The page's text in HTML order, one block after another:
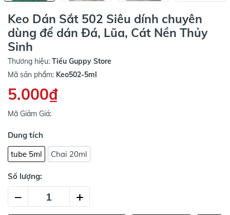
Keo Dán Sắt 502 Siêu dính chuyên
dùng để dán Đá, Lũa, Cát Nền Thủy
Sinh
Thương hiệu: Tiếu Guppy Store
Mã sản phẩm: Keo502-5ml
5.000₫
Mã Giảm Giá:
Dung tích
tube 5ml
Chai 20ml
Số lượng:
– +